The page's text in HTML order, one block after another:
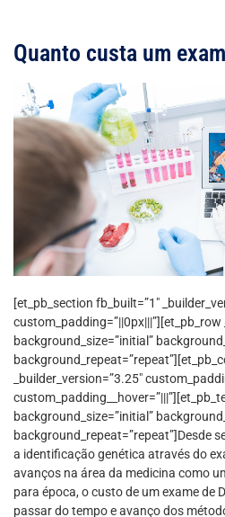
Quanto custa um
[et_pb_section fb_built=”1″
custom_padding=”||0px|||”][et_pb_row
background_size=”initial”
_builder_version=”3.25″
background_size=”initial”
background_repeat=”repeat”]Desde
a identificação genética através do
avanços na área da medicina como
para época, o custo de um exame de
passar do tempo e avanço dos